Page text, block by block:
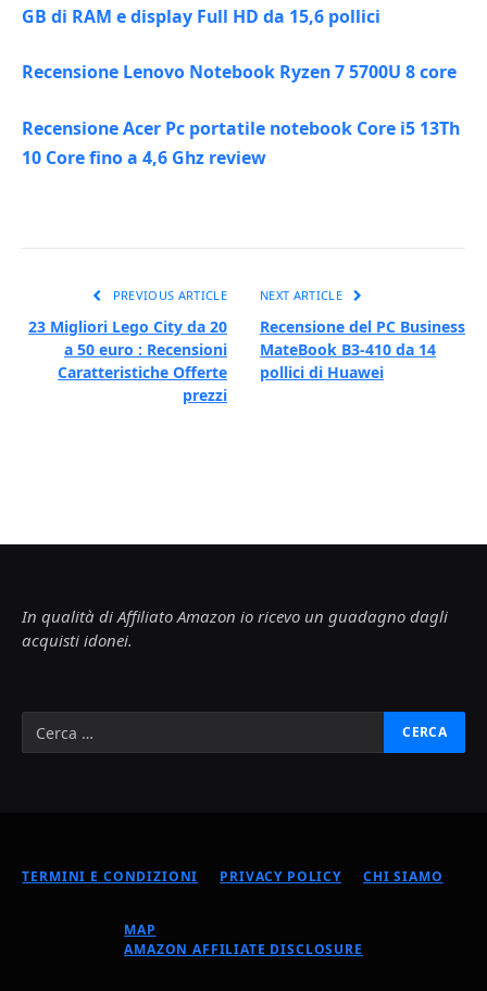
GB di RAM e display Full HD da 15,6 pollici
Recensione Lenovo Notebook Ryzen 7 5700U 8 core
Recensione Acer Pc portatile notebook Core i5 13Th
10 Core fino a 4,6 Ghz review
PREVIOUS ARTICLE
23 Migliori Lego City da 20
a 50 euro : Recensioni
Caratteristiche Offerte
prezzi
NEXT ARTICLE
Recensione del PC Business
MateBook B3-410 da 14
pollici di Huawei
In qualità di Affiliato Amazon io ricevo un guadagno dagli
acquisti idonei.
TERMINI E CONDIZIONI PRIVACY POLICY CHI SIAMO
MAP
AMAZON AFFILIATE DISCLOSURE